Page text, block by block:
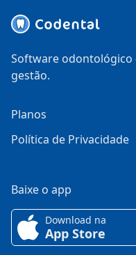
Software odontológico
gestão.
Planos
Política de Privacidade
Baixe o app
Download na
App Store